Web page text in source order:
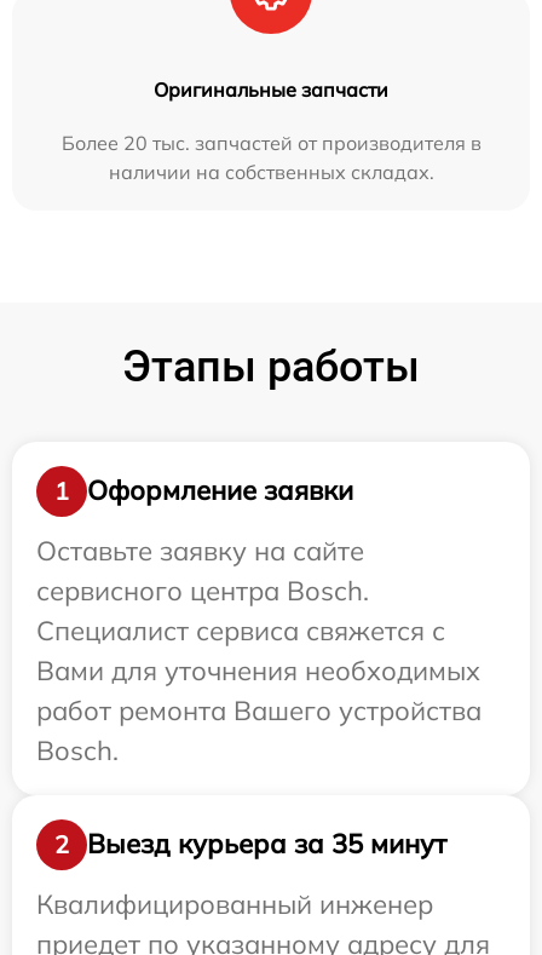
Оригинальные запчасти
Более 20 тыс. запчастей от производителя в
наличии на собственных складах.
Этапы работы
1
Оформление заявки
Оставьте заявку на сайте
сервисного центра Bosch.
Специалист сервиса свяжется с
Вами для уточнения необходимых
работ ремонта Вашего устройства
Bosch.
2
Выезд курьера за 35 минут
Квалифицированный инженер
приедет по указанному адресу для